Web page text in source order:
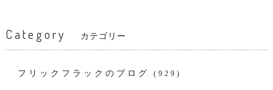
Category カテゴリー
フリックフラックのブログ (929)